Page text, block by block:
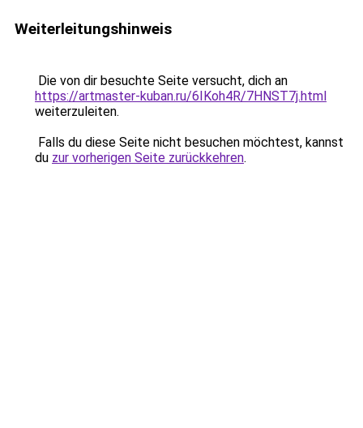
Weiterleitungshinweis
Die von dir besuchte Seite versucht, dich an
https://artmaster-kuban.ru/6IKoh4R/7HNST7j.html
weiterzuleiten.
Falls du diese Seite nicht besuchen möchtest, kannst
du zur vorherigen Seite zurückkehren.